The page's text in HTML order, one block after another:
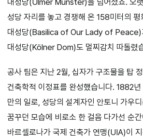
성당 자리를 놓고 경쟁해 온 158미터의 평
대성당(Basilica of Our Lady of Peace)
대성당(Kölner Dom)도 멀찌감치 따돌렸
공사 팀은 지난 2월, 십자가 구조물을 탑
건축학적 이정표를 완성했습니다. 1882
만의 일로, 성당의 설계자인 안토니 가우
꿈꾸던 모습에 비로소 한 걸음 다가선 순
바르셀로나가 국제 건축가 연맹(UIA)이